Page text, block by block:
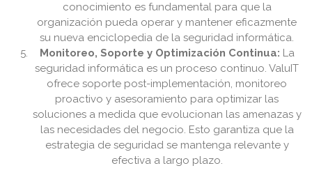
conocimiento es fundamental para que la
organización pueda operar y mantener eficazmente
su nueva enciclopedia de la seguridad informática.
Monitoreo, Soporte y Optimización Continua: La
seguridad informática es un proceso continuo. ValuIT
ofrece soporte post-implementación, monitoreo
proactivo y asesoramiento para optimizar las
soluciones a medida que evolucionan las amenazas y
las necesidades del negocio. Esto garantiza que la
estrategia de seguridad se mantenga relevante y
efectiva a largo plazo.